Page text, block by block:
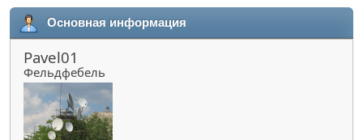
Основная информация
Pavel01
Фельдфебель